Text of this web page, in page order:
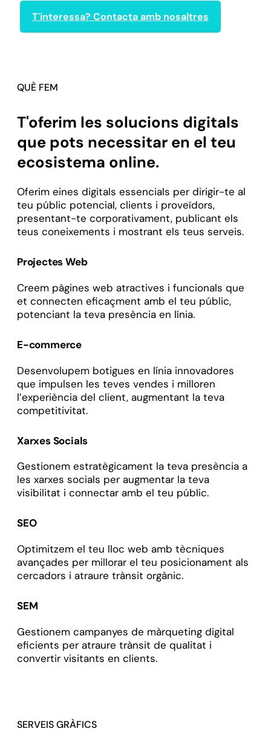
T'interessa? Contacta amb nosaltres
QUÈ FEM
T'oferim les solucions digitals
que pots necessitar en el teu
ecosistema online.
Oferim eines digitals essencials per dirigir-te al
teu públic potencial, clients i proveïdors,
presentant-te corporativament, publicant els
teus coneixements i mostrant els teus serveis.
Projectes Web
Creem pàgines web atractives i funcionals que
et connecten eficaçment amb el teu públic,
potenciant la teva presència en línia.
E-commerce
Desenvolupem botigues en línia innovadores
que impulsen les teves vendes i milloren
l’experiència del client, augmentant la teva
competitivitat.
Xarxes Socials
Gestionem estratègicament la teva presència a
les xarxes socials per augmentar la teva
visibilitat i connectar amb el teu públic.
SEO
Optimitzem el teu lloc web amb tècniques
avançades per millorar el teu posicionament als
cercadors i atraure trànsit orgànic.
SEM
Gestionem campanyes de màrqueting digital
eficients per atraure trànsit de qualitat i
convertir visitants en clients.
SERVEIS GRÀFICS